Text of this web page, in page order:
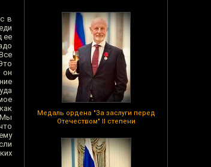
Медаль ордена "За заслуги перед
Отечеством" II степени
в
ее
он
Мы